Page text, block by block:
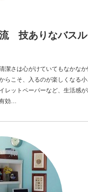
技ありなバス
潔さは心がけていてもなかな
らこそ、入るのが楽しくなる
レットペーパーなど、生活感
効…